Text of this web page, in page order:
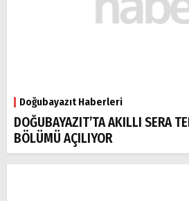
Doğubayazıt Haberleri
DOĞUBAYAZIT’TA AKILLI SERA
BÖLÜMÜ AÇILIYOR